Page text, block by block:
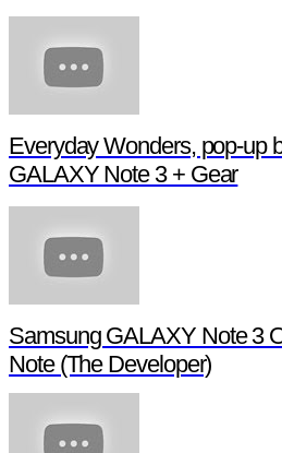
Everyday Wonders, pop-up
GALAXY Note 3 + Gear
Samsung GALAXY Note 3
Note (The Developer)